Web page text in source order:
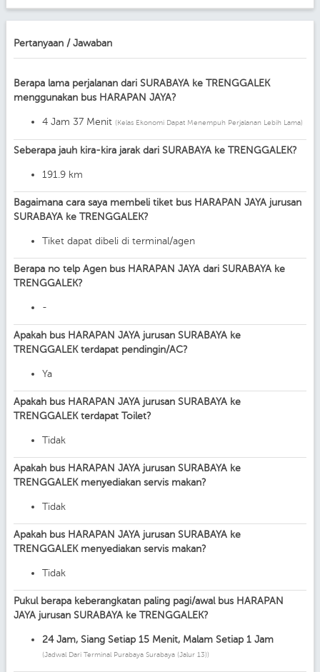
Pertanyaan / Jawaban
Berapa lama perjalanan dari SURABAYA ke TRENGGALEK
menggunakan bus HARAPAN JAYA?
4 Jam 37 Menit (Kelas Ekonomi Dapat Menempuh Perjalanan Lebih Lama)
Seberapa jauh kira-kira jarak dari SURABAYA ke TRENGGALEK?
191.9 km
Bagaimana cara saya membeli tiket bus HARAPAN JAYA jurusan
SURABAYA ke TRENGGALEK?
Tiket dapat dibeli di terminal/agen
Berapa no telp Agen bus HARAPAN JAYA dari SURABAYA ke
TRENGGALEK?
-
Apakah bus HARAPAN JAYA jurusan SURABAYA ke
TRENGGALEK terdapat pendingin/AC?
Ya
Apakah bus HARAPAN JAYA jurusan SURABAYA ke
TRENGGALEK terdapat Toilet?
Tidak
Apakah bus HARAPAN JAYA jurusan SURABAYA ke
TRENGGALEK menyediakan servis makan?
Tidak
Apakah bus HARAPAN JAYA jurusan SURABAYA ke
TRENGGALEK menyediakan servis makan?
Tidak
Pukul berapa keberangkatan paling pagi/awal bus HARAPAN
JAYA jurusan SURABAYA ke TRENGGALEK?
24 Jam, Siang Setiap 15 Menit, Malam Setiap 1 Jam
(Jadwal Dari Terminal Purabaya Surabaya (jalur 13))